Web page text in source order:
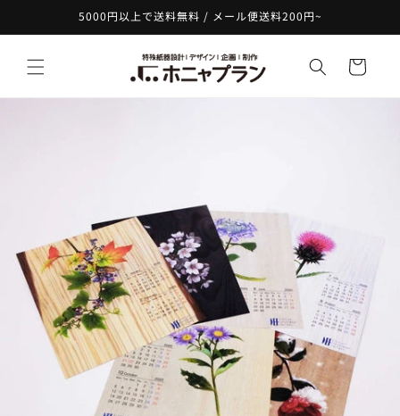
進む
5000円以上で送料無料 / メール便送料200円~
ー